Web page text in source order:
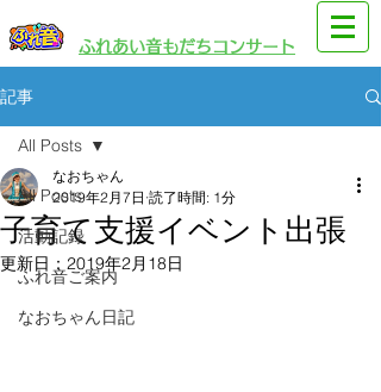
​ふれあい音もだちコンサート
記事
All Posts
活動記録
ふれ音ご案内
なおちゃん日記
All Posts
子育て支援イベント出張
なおちゃん
2019年2月7日 読了時間: 1分
更新日： 2019年2月18日